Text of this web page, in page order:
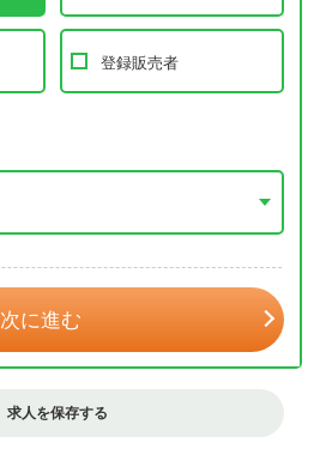
登録販売者
次に進む
求人を保存する